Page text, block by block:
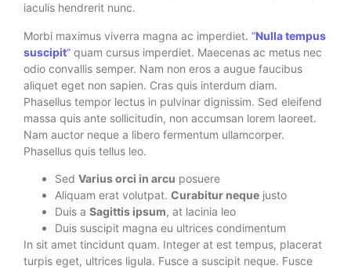
iaculis hendrerit nunc.
Morbi maximus viverra magna ac imperdiet. “Nulla tempus
suscipit“ quam cursus imperdiet. Maecenas ac metus nec
odio convallis semper. Nam non eros a augue faucibus
aliquet eget non sapien. Cras quis interdum diam.
Phasellus tempor lectus in pulvinar dignissim. Sed eleifend
massa quis ante sollicitudin, non accumsan lorem laoreet.
Nam auctor neque a libero fermentum ullamcorper.
Phasellus quis tellus leo.
Sed Varius orci in arcu posuere
Aliquam erat volutpat. Curabitur neque justo
Duis a Sagittis ipsum, at lacinia leo
Duis suscipit magna eu ultrices condimentum
In sit amet tincidunt quam. Integer at est tempus, placerat
turpis eget, ultrices ligula. Fusce a suscipit neque. Fusce